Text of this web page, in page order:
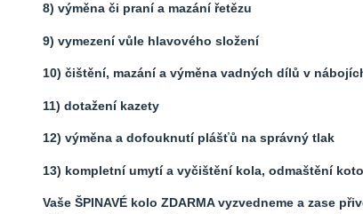
8) výměna či praní a mazání řetězu
9) vymezení vůle hlavového složení
10) čištění, mazání a výměna vadných dílů v
11) dotažení kazety
12) výměna a dofouknutí plášťů na správný tlak
13) kompletní umytí a vyčištění kola, odmaštění
Vaše ŠPINAVÉ kolo ZDARMA vyzvedneme a zase